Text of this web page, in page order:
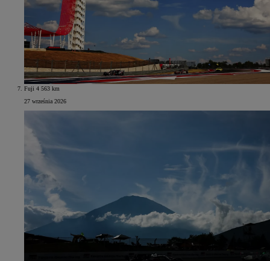
Fuji 4 563 km
27 września 2026